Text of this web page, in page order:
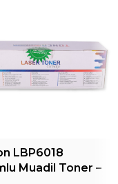
LBP6018
Muadil Toner –